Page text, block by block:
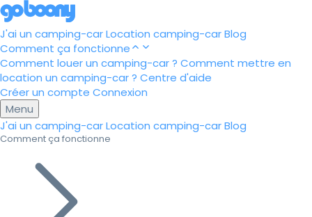
J'ai un camping-carLocation camping-carBlog
Comment ça fonctionne
Comment louer un camping-car ? Comment mettre en
location un camping-car ? Centre d'aide
Créer un compte Connexion
Menu
J'ai un camping-carLocation camping-carBlog
Comment ça fonctionne